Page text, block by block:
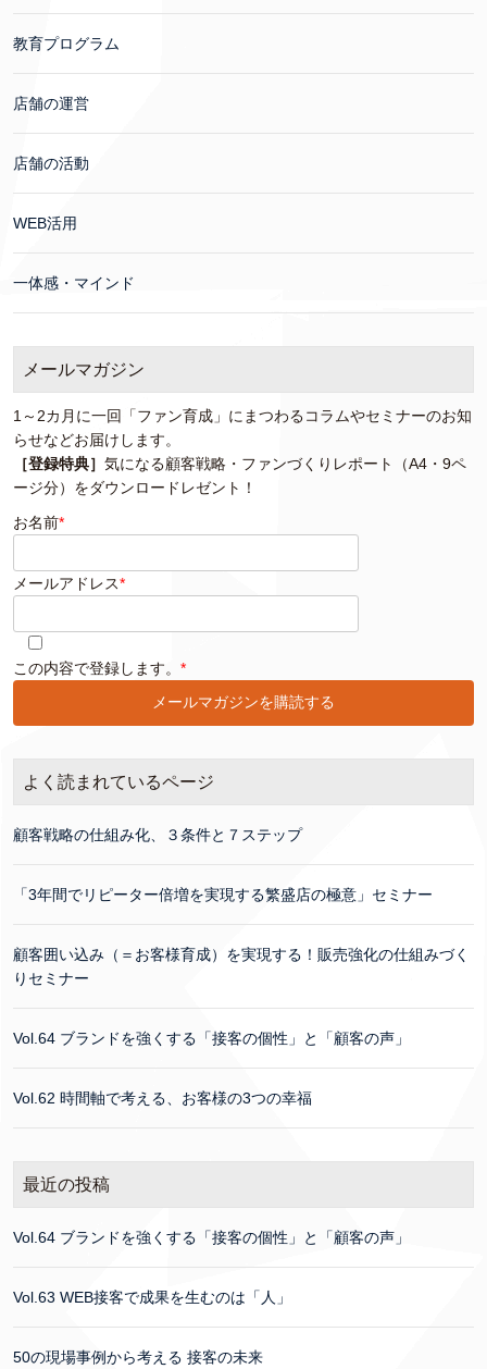
教育プログラム
店舗の運営
店舗の活動
WEB活用
一体感・マインド
メールマガジン
1～2カ月に一回「ファン育成」にまつわるコラムやセミナーのお知
らせなどお届けします。
［登録特典］ 気になる顧客戦略・ファンづくりレポート（A4・9ペ
ージ分）をダウンロードレゼント！
お名前*
メールアドレス*
このフィールドは空のままにしてください。
この内容で登録します。 *
よく読まれているページ
顧客戦略の仕組み化、３条件と７ステップ
「3年間でリピーター倍増を実現する繁盛店の極意」セミナー
顧客囲い込み（＝お客様育成）を実現する！販売強化の仕組みづく
りセミナー
Vol.64 ブランドを強くする「接客の個性」と「顧客の声」
Vol.62 時間軸で考える、お客様の3つの幸福
最近の投稿
Vol.64 ブランドを強くする「接客の個性」と「顧客の声」
Vol.63 WEB接客で成果を生むのは「人」
50の現場事例から考える 接客の未来